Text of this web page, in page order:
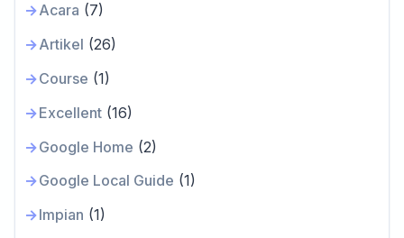
Acara (7)
Artikel (26)
Course (1)
Excellent(16)
Google Home (2)
Google Local Guide (1)
Impian (1)